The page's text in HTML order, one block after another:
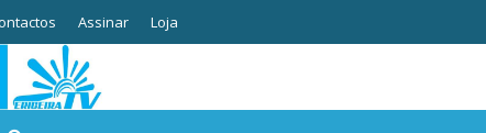
Assinar Loja